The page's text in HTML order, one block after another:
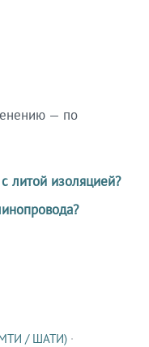
— по
литой изоляцией?
/ ШАТИ) ·